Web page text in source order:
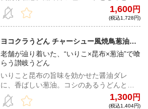
チャーシューが心と体に染み渡る。1,600円
(税込1,728円)
ヨコクラうどん チャーシュー風焼鳥葱油う
どん
老舗が辿り着いた、“いりこ×昆布×葱油”で喰
らう讃岐うどん
いりこと昆布の旨味を効かせた醤油ダレ
に、香ばしい葱油。コシのあるうどんと絡
めて完成する唯一無二の逸品！
1,300円
(税込1,404円)